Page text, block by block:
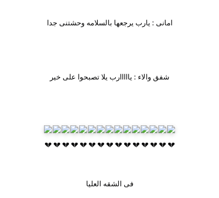
امانى : يارب يرجعها بالسلامه وحشتنى جدا
شفق والاء : يااااارب يلا تصبحوا على خير
فى الشقه العليا